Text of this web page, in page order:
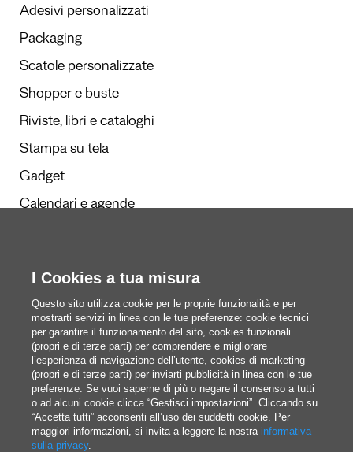
Adesivi personalizzati
Packaging
Scatole personalizzate
Shopper e buste
Riviste, libri e cataloghi
Stampa su tela
Gadget
Calendari e agende
Redazione
Questi siamo noi
blog@pixartprinting.com
I Cookies a tua misura
Questo sito utilizza cookie per le proprie funzionalità e per
mostrarti servizi in linea con le tue preferenze: cookie tecnici
per garantire il funzionamento del sito, cookies funzionali
(propri e di terze parti) per comprendere e migliorare
l’esperienza di navigazione dell’utente, cookies di marketing
(propri e di terze parti) per inviarti pubblicità in linea con le tue
preferenze. Se vuoi saperne di più o negare il consenso a tutti
o ad alcuni cookie clicca “Gestisci impostazioni”. Cliccando su
“Accetta tutti” acconsenti all’uso dei suddetti cookie. Per
maggiori informazioni, si invita a leggere la nostra informativa
sulla privacy.